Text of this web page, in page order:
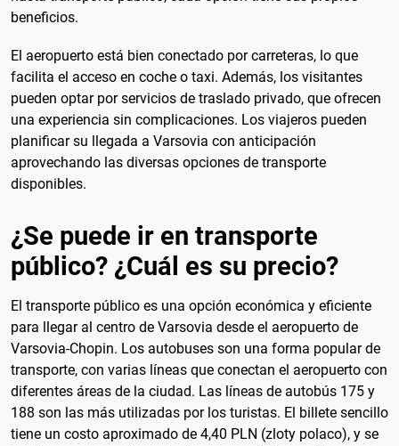
beneficios.
El aeropuerto está bien conectado por carreteras, lo que
facilita el acceso en coche o taxi. Además, los visitantes
pueden optar por servicios de traslado privado, que ofrecen
una experiencia sin complicaciones. Los viajeros pueden
planificar su llegada a Varsovia con anticipación
aprovechando las diversas opciones de transporte
disponibles.
¿Se puede ir en transporte
público? ¿Cuál es su precio?
El transporte público es una opción económica y eficiente
para llegar al centro de Varsovia desde el aeropuerto de
Varsovia-Chopin. Los autobuses son una forma popular de
transporte, con varias líneas que conectan el aeropuerto con
diferentes áreas de la ciudad. Las líneas de autobús 175 y
188 son las más utilizadas por los turistas. El billete sencillo
tiene un costo aproximado de 4,40 PLN (zloty polaco), y se